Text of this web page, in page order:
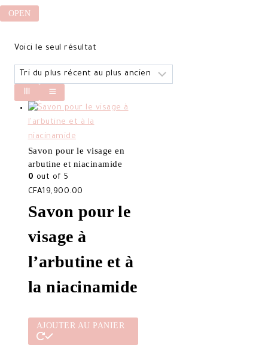
OPEN
Voici le seul résultat
Savon pour le visage en
arbutine et niacinamide
0 out of 5
CFA19,900.00
Savon pour le
visage à
l’arbutine et à
la niacinamide
AJOUTER AU PANIER